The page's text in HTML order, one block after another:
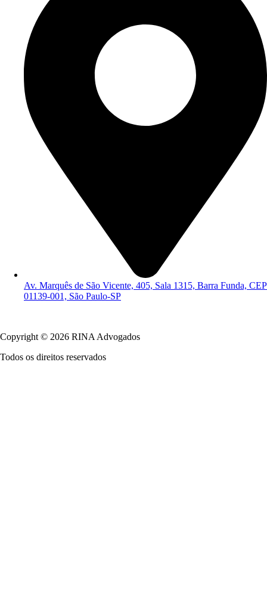
Av. Marquês de São Vicente, 405, Sala 1315, Barra Funda, CEP
01139-001, São Paulo-SP
Copyright © 2026 RINA Advogados
Todos os direitos reservados